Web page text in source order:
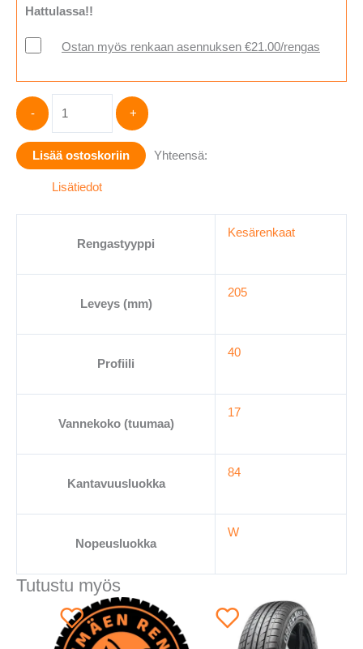
Hattulassa!!
Ostan myös renkaan asennuksen €21.00/rengas
-
Prime
4
K135
205/40-
määrä
+
Lisää ostoskoriin Yhteensä:
Lisätiedot
Rengastyyppi
Kesärenkaat
Leveys (mm)
205
Profiili
40
Vannekoko (tuumaa)
17
Kantavuusluokka
84
Nopeusluokka
W
Tutustu myös